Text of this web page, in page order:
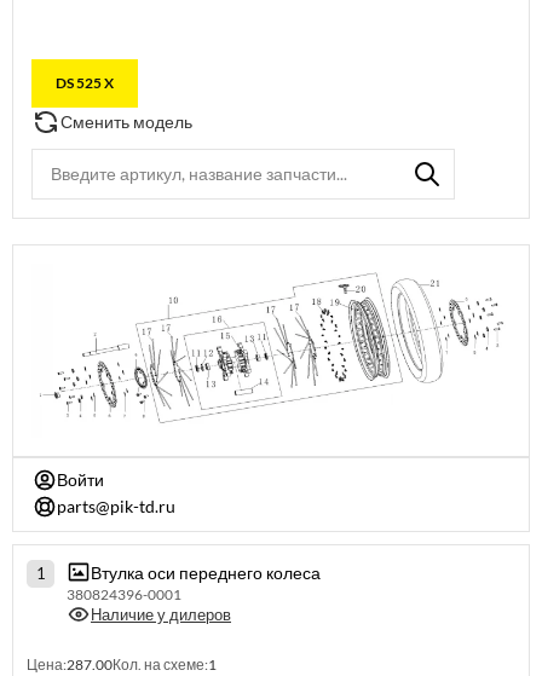
DS 525 X
Сменить модель
Войти
parts@pik-td.ru
1 Втулка оси переднего колеса
380824396-0001
Наличие у дилеров
Цена:287.00Кол. на схеме:1